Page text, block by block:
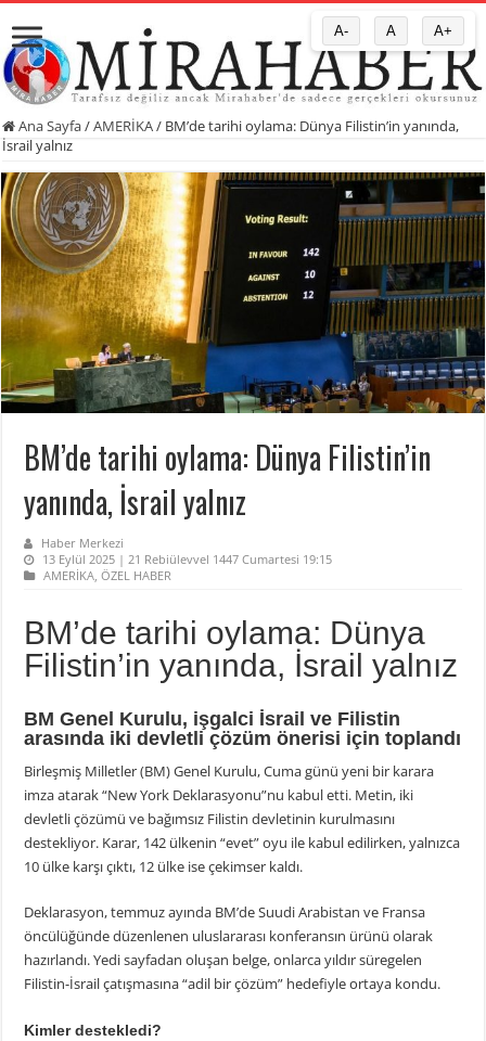
Ana Sayfa/AMERİKA/ BM’de tarihi oylama: Dünya Filistin’in yanında,
İsrail yalnız
BM’de tarihi oylama: Dünya Filistin’in
yanında, İsrail yalnız
Haber Merkezi
13 Eylül 2025 | 21 Rebiülevvel 1447 Cumartesi 19:15
AMERİKA,ÖZEL HABER
BM’de tarihi oylama: Dünya
Filistin’in yanında, İsrail yalnız
BM Genel Kurulu, işgalci İsrail ve Filistin
arasında iki devletli çözüm önerisi için toplandı
Birleşmiş Milletler (BM) Genel Kurulu, Cuma günü yeni bir karara
imza atarak “New York Deklarasyonu”nu kabul etti. Metin, iki
devletli çözümü ve bağımsız Filistin devletinin kurulmasını
destekliyor. Karar, 142 ülkenin “evet” oyu ile kabul edilirken, yalnızca
10 ülke karşı çıktı, 12 ülke ise çekimser kaldı.
Deklarasyon, temmuz ayında BM’de Suudi Arabistan ve Fransa
öncülüğünde düzenlenen uluslararası konferansın ürünü olarak
hazırlandı. Yedi sayfadan oluşan belge, onlarca yıldır süregelen
Filistin-İsrail çatışmasına “adil bir çözüm” hedefiyle ortaya kondu.
Kimler destekledi?
A- A A+